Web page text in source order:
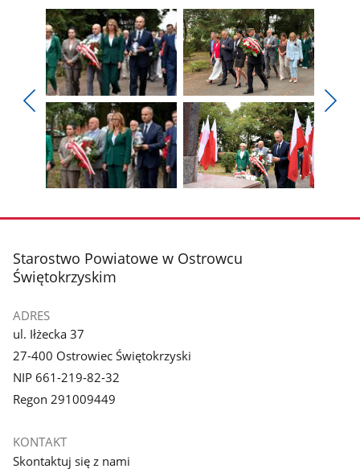
Pokaż
poprzednie
zdjęcia
Pokaż
zdjęcie
1
z
galerii.
Pokaż
zdjęcie
2
z
galerii.
galerii.
galerii.
stopka
Starostwo Powiatowe w Ostrowcu
Świętokrzyskim
ADRES
ul. Iłżecka 37
27-400 Ostrowiec Świętokrzyski
NIP 661-219-82-32
Regon 291009449
KONTAKT
Skontaktuj się z nami